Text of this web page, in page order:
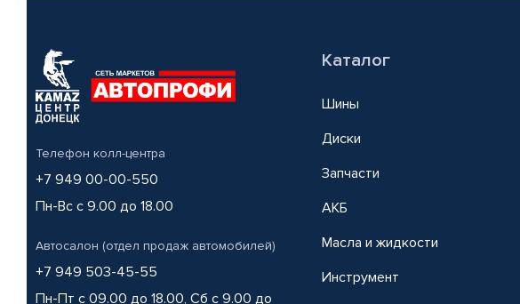
Телефон колл-центра
+7 949 00-00-550
Пн-Вс с 9.00 до 18.00
Автосалон (отдел продаж автомобилей)
+7 949 503-45-55
Пн-Пт с 09.00 до 18.00, Сб с 9.00 до
Каталог
Шины
Диски
Запчасти
АКБ
Масла и жидкости
Инструмент